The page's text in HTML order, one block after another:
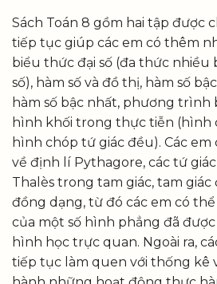
Sách Toán 8 gồm hai tập được
tiếp tục giúp các em có thêm
biểu thức đại số (đa thức nhiều
số), hàm số và đồ thị, hàm số
hàm số bậc nhất, phương trình
hình khối trong thực tiễn (hình
hình chóp tứ giác đều). Các
về định lí Pythagore, các tứ
Thalès trong tam giác, tam
đồng dạng, từ đó các em có
của một số hình phẳng đã
hình học trực quan. Ngoài ra,
tiếp tục làm quen với thống kê